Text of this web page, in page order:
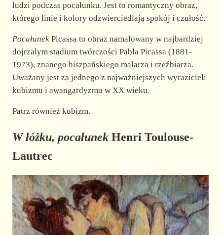
ludzi podczas pocałunku. Jest to romantyczny obraz,
którego linie i kolory odzwierciedlają spokój i czułość.
PocałunekPicassa to obraz namalowany w najbardziej
dojrzałym stadium twórczości Pabla Picassa (1881-
1973), znanego hiszpańskiego malarza i rzeźbiarza.
Uważany jest za jednego z najważniejszych wyrazicieli
kubizmu i awangardyzmu w XX wieku.
Patrz również kubizm.
W łóżku, pocałunekHenri Toulouse-
Lautrec